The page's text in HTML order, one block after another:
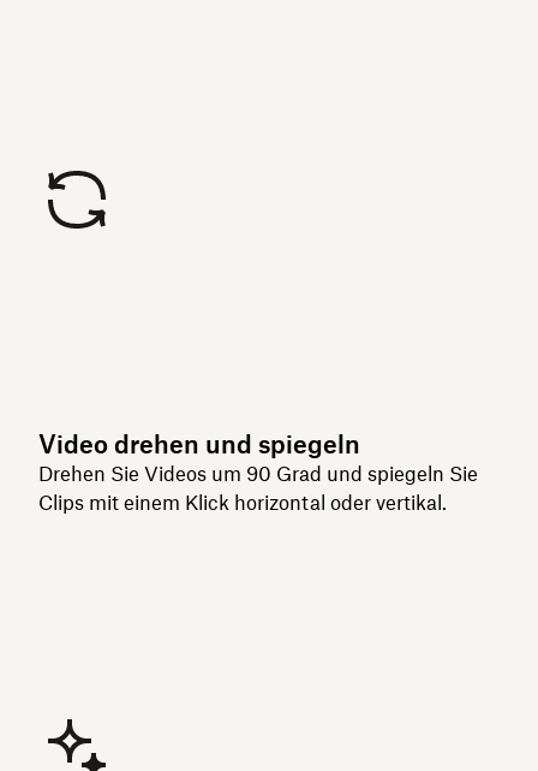
Video drehen und spiegeln
Drehen Sie Videos um 90 Grad und spiegeln Sie
Clips mit einem Klick horizontal oder vertikal.